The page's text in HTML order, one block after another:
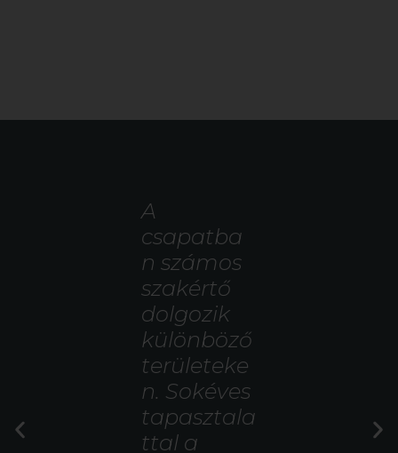
A
csapatba
n számos
szakértő
dolgozik
különböző
területeke
n. Sokéves
tapasztala
ttal a